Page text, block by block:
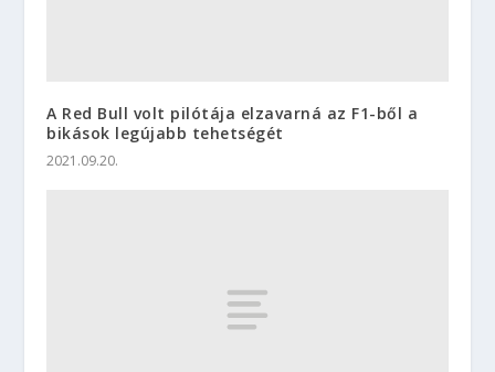
A Red Bull volt pilótája elzavarná az F1-ből a
bikások legújabb tehetségét
2021.09.20.